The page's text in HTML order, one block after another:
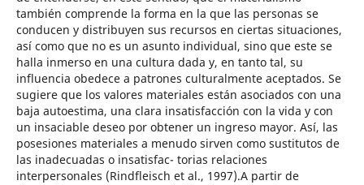
también comprende la forma en la que las personas se
conducen y distribuyen sus recursos en ciertas situaciones,
así como que no es un asunto individual, sino que este se
halla inmerso en una cultura dada y, en tanto tal, su
influencia obedece a patrones culturalmente aceptados. Se
sugiere que los valores materiales están asociados con una
baja autoestima, una clara insatisfacción con la vida y con
un insaciable deseo por obtener un ingreso mayor. Así, las
posesiones materiales a menudo sirven como sustitutos de
las inadecuadas o insatisfac- torias relaciones
interpersonales (Rindfleisch et al., 1997).A partir de